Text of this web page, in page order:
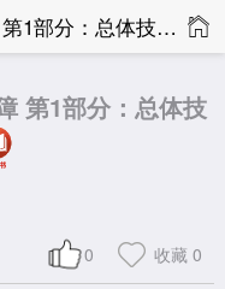
JT/T 646.1—2025公路声屏障 第1部分：总体技术要求
第1部分：总体技
收藏0
0